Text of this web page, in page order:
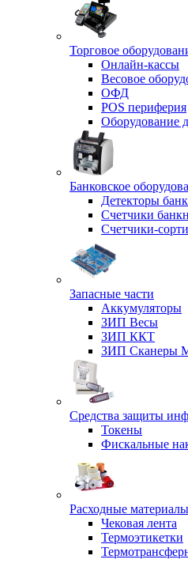
Торговое
Онлайн-кассы
Весовое
ОФД
POS периферия
Оборудование
Банковское
Детекторы
Счетчики
Счетчики-
Запасные части
Аккумуляторы
ЗИП Весы
ЗИП ККТ
ЗИП Сканеры
Средства защиты
Токены
Фискальные
Расходные материалы
Чековая лента
Термоэтикетки